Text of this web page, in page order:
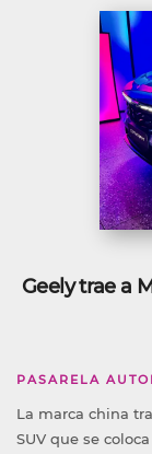
Geely trae a
PASARELA
La marca china
SUV que se